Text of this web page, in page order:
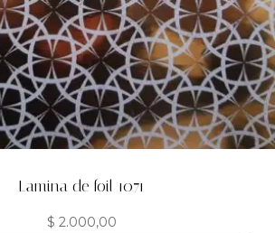
Lamina de foil 1071
$ 2.000,00